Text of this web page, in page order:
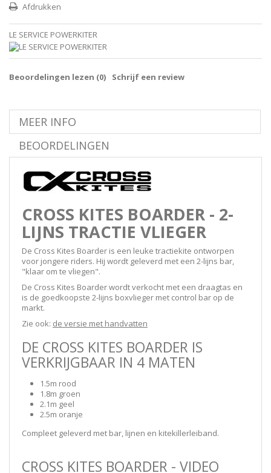
Afdrukken
LE SERVICE POWERKITER
Beoordelingen lezen (0) Schrijf een review
MEER INFO
BEOORDELINGEN
CROSS KITES BOARDER - 2-
LIJNS TRACTIE VLIEGER
De Cross Kites Boarder is een leuke tractiekite ontworpen
voor jongere riders. Hij wordt geleverd met een 2-lijns bar,
"klaar om te vliegen".
De Cross Kites Boarder wordt verkocht met een draagtas en
is de goedkoopste 2-lijns boxvlieger met control bar op de
markt.
Zie ook: de versie met handvatten
DE CROSS KITES BOARDER IS
VERKRIJGBAAR IN 4 MATEN
1.5m rood
1.8m groen
2.1m geel
2.5m oranje
Compleet geleverd met bar, lijnen en kitekillerleiband.
CROSS KITES BOARDER - VIDEO